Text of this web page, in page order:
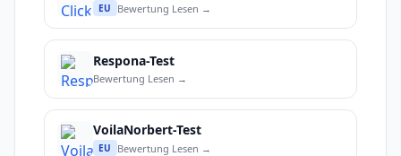
EU Bewertung Lesen →
Respona-Test
Bewertung Lesen →
VoilaNorbert-Test
EU Bewertung Lesen →